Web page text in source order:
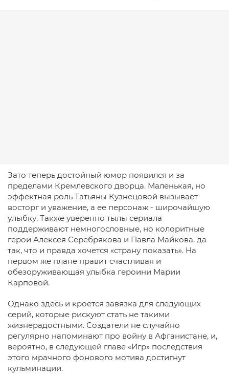
Зато теперь достойный юмор появился и за
пределами Кремлевского дворца. Маленькая, но
эффектная роль Татьяны Кузнецовой вызывает
восторг и уважение, а ее персонаж - широчайшую
улыбку. Также уверенно тылы сериала
поддерживают немногословные, но колоритные
герои Алексея Серебрякова и Павла Майкова, да
так, что и правда хочется «страну показать». На
первом же плане правит счастливая и
обезоруживающая улыбка героини Марии
Карповой.
Однако здесь и кроется завязка для следующих
серий, которые рискуют стать не такими
жизнерадостными. Создатели не случайно
регулярно напоминают про войну в Афганистане, и,
вероятно, в следующей главе «Игр» последствия
этого мрачного фонового мотива достигнут
кульминации.